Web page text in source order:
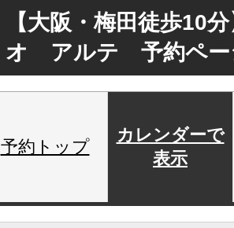
【大阪・梅田徒歩10
オ アルテ 予約ペー
予約トップ
カレンダーで
表示